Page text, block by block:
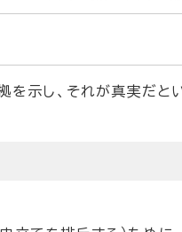
示し、それが真実だと